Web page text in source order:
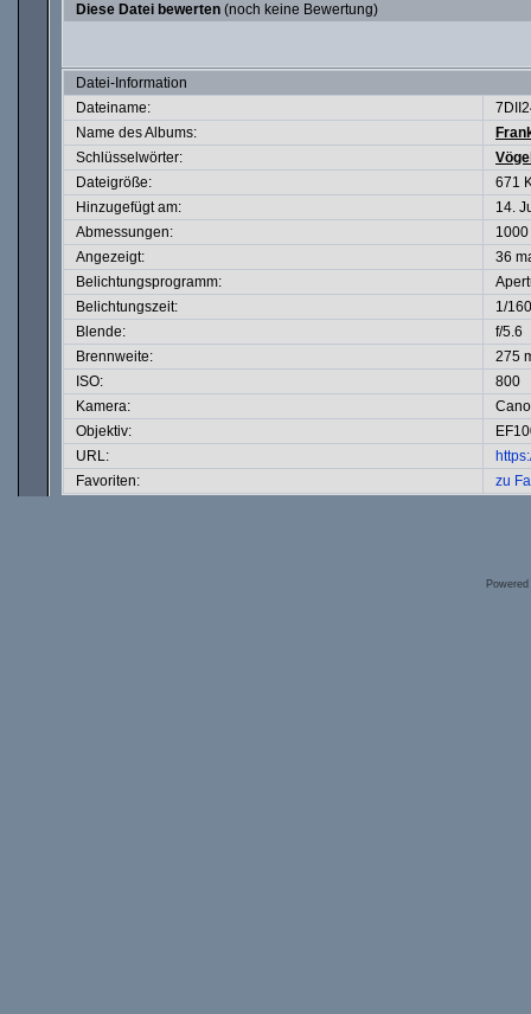
Diese Datei bewerten (noch keine Bewertung)
Datei-Information
Dateiname:
Name des Albums:
Schlüsselwörter:
Dateigröße:
671
Hinzugefügt am:
14.
Abmessungen:
Angezeigt:
36
Belichtungsprogramm:
Belichtungszeit:
1/
Blende:
f/5.6
Brennweite:
275
ISO:
800
Kamera:
Objektiv:
URL:
Favoriten:
zu